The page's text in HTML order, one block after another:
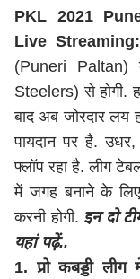
PKL 2021
Live Streaming:
(Puneri Paltan)
Steelers) से होगी.
बाद अब जोरदार लय
पायदान पर है.
फ्लॉप रहा है. लीग
में जगह बनाने के
करनी होगी. इन दो
यहां पढ़ें..
1. प्रो कबड्डी